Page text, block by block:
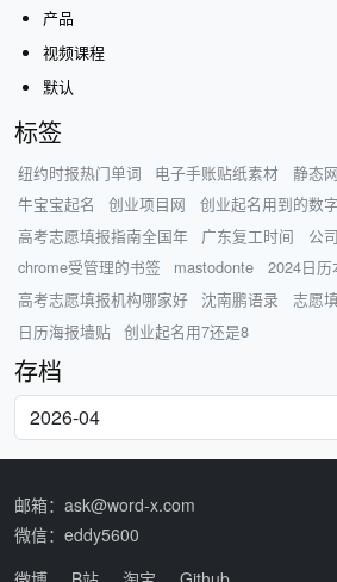
产品
视频课程
默认
标签
纽约时报热门单词 电子手账贴纸素材
静态
牛宝宝起名
创业项目网 创业起名用到的数字
高考志愿填报指南全国年
广东复工时间
公
chrome受管理的书签
mastodonte 2024日历
高考志愿填报机构哪家好
沈南鹏语录 志愿
日历海报墙贴
创业起名用7还是8
存档
邮箱：ask@word-x.com
微信：eddy5600